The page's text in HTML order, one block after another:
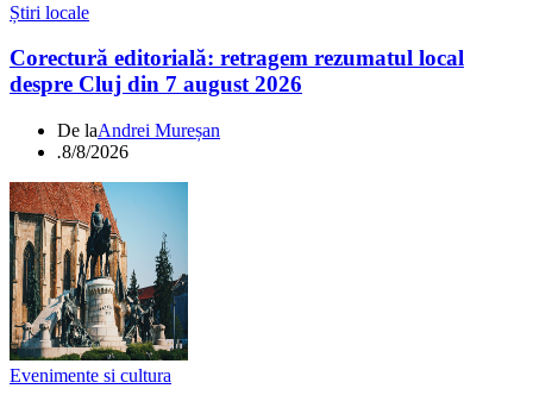
Știri locale
Corectură editorială: retragem rezumatul local
despre Cluj din 7 august 2026
De laAndrei Mureșan
.8/8/2026
Evenimente si cultura